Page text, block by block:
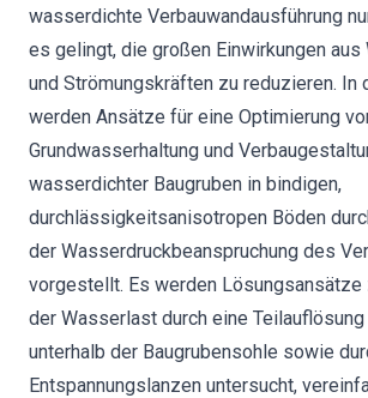
wasserdichte Verbauwandausführung
es gelingt, die großen Einwirkungen aus
und Strömungskräften zu reduzieren. In
werden Ansätze für eine Optimierung
Grundwasserhaltung und
wasserdichter Baugruben in bindigen,
durchlässigkeitsanisotropen Böden
der Wasserdruckbeanspruchung des
vorgestellt. Es werden Lösungsansätze
der Wasserlast durch eine
unterhalb der Baugrubensohle sowie
Entspannungslanzen untersucht,